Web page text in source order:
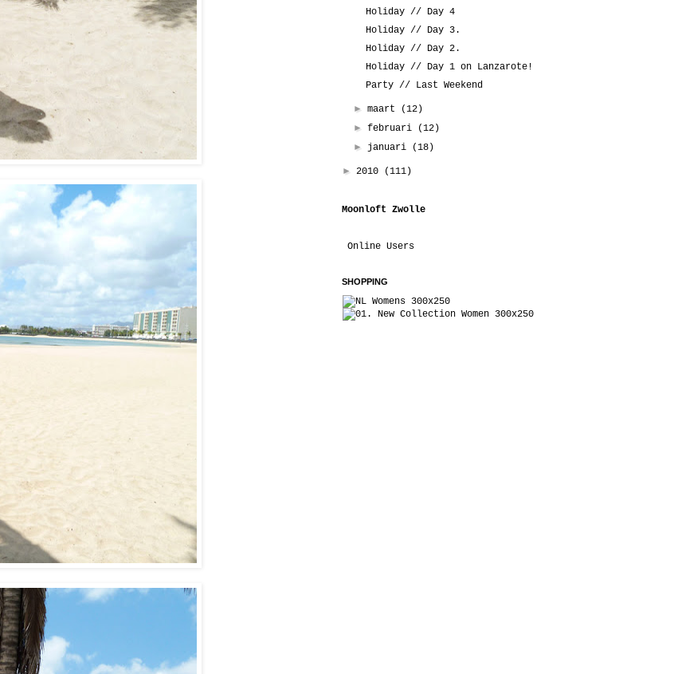
Holiday // Day 4
Holiday // Day 3.
Holiday // Day 2.
Holiday // Day 1 on Lanzarote!
Party // Last Weekend
►maart
(12)
►februari
(12)
► januari (18)
► 2010 (111)
Moonloft Zwolle
Online Users
SHOPPING